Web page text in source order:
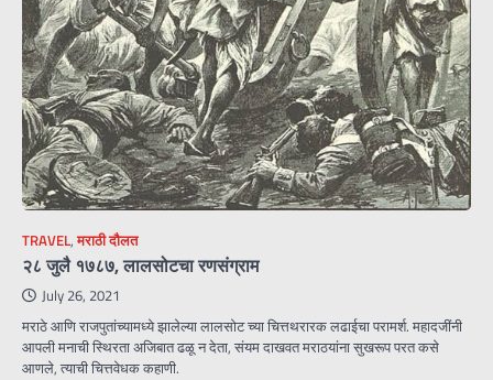
TRAVEL,मराठी दौलत
२८ जुलै १७८७, लालसोटचा रणसंग्राम
July 26, 2021
मराठे आणि राजपुतांच्यामध्ये झालेल्या लालसोट च्या चित्तथरारक लढाईचा परामर्श. महादजींनी
आपली मनाची स्थिरता अजिबात ढळू न देता, संयम दाखवत मराठयांना सुखरूप परत कसे
आणले, त्याची चित्तवेधक कहाणी.